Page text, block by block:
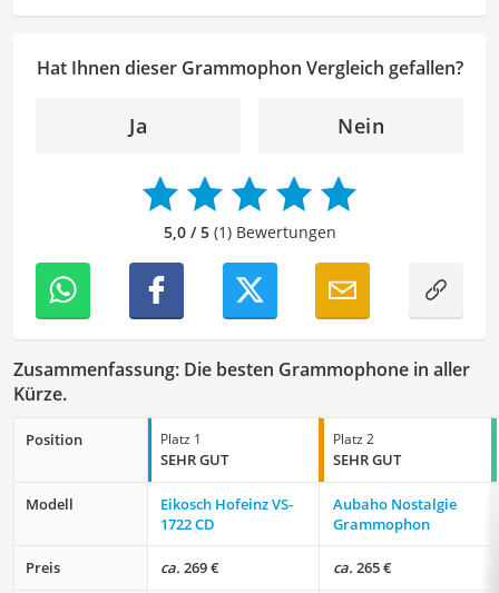
Klarheit, Verständlichkeit und stilistische Korrektheit zu
Ausdruck der Texte zu verbessern, um Ihnen eine
angenehme Leseerfahrung zu bieten. Durch meine
beitragen, dass die Inhalte unserer Redaktion optimal
präsentiert werden und ihre volle Wirkung entfalten.
Hat Ihnen dieser Grammophon Vergleich gefallen?
Ja Nein
5,0 / 5(1) Bewertungen
Zusammenfassung: Die besten Grammophone in aller
Kürze.
Position Platz 1
SEHR GUT
Platz 2
SEHR GUT
Modell
Eikosch Hofeinz VS-
1722 CD
Aubaho Nostalgie
Grammophon
Preis ca. 269 € ca. 265 €